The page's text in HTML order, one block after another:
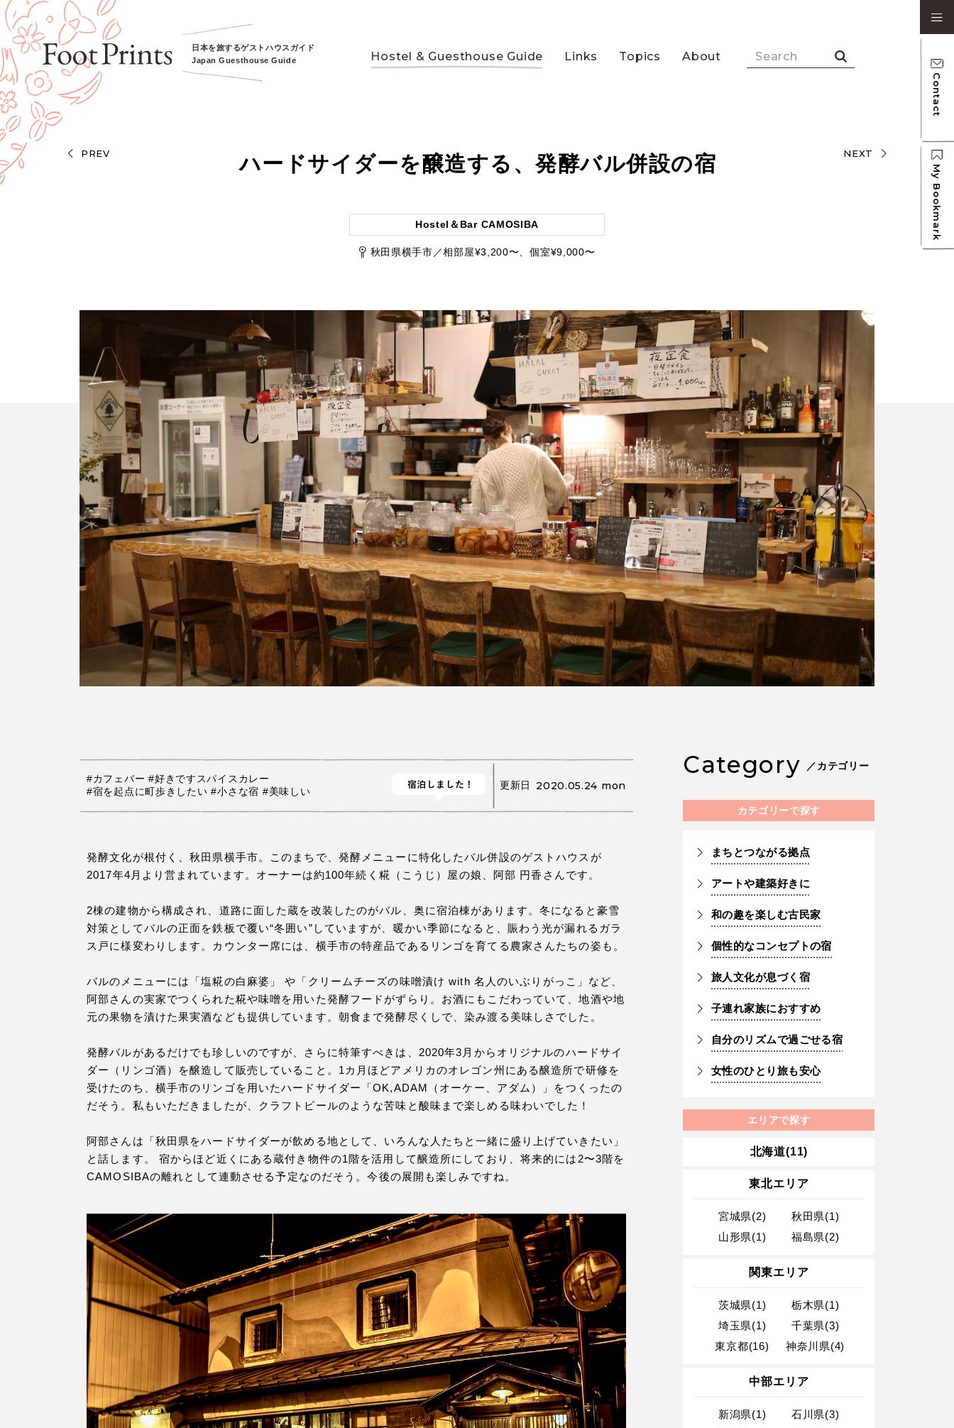
日本を旅するゲストハウスガイド
Japan Guesthouse Guide
Hostel & Guesthouse Guide Links Topics About
Contact
My Bookmark
PREV NEXT
ハードサイダーを醸造する、発酵バル併設の宿
Hostel＆Bar CAMOSIBA
秋田県横手市／相部屋¥3,200〜、個室¥9,000〜
#カフェバー #好きですスパイスカレー
#宿を起点に町歩きしたい #小さな宿 #美味しい
更新日 2020.05.24 mon
発酵文化が根付く、秋田県横手市。このまちで、発酵メニューに特化したバル併設のゲストハウスが
2017年4月より営まれています。オーナーは約100年続く糀（こうじ）屋の娘、阿部 円香さんです。
2棟の建物から構成され、道路に面した蔵を改装したのがバル、奥に宿泊棟があります。冬になると豪雪
対策としてバルの正面を鉄板で覆い“冬囲い”していますが、暖かい季節になると、賑わう光が漏れるガラ
ス戸に様変わりします。カウンター席には、横手市の特産品であるリンゴを育てる農家さんたちの姿も。
バルのメニューには「塩糀の白麻婆」 や「クリームチーズの味噌漬け with 名人のいぶりがっこ」など、
阿部さんの実家でつくられた糀や味噌を用いた発酵フードがずらり。お酒にもこだわっていて、地酒や地
元の果物を漬けた果実酒なども提供しています。朝食まで発酵尽くしで、染み渡る美味しさでした。
発酵バルがあるだけでも珍しいのですが、さらに特筆すべきは、2020年3月からオリジナルのハードサイ
ダー（リンゴ酒）を醸造して販売していること。1カ月ほどアメリカのオレゴン州にある醸造所で研修を
受けたのち、横手市のリンゴを用いたハードサイダー「OK,ADAM（オーケー、アダム）」をつくったの
だそう。私もいただきましたが、クラフトビールのような苦味と酸味まで楽しめる味わいでした！
阿部さんは「秋田県をハードサイダーが飲める地として、いろんな人たちと一緒に盛り上げていきたい」
と話します。 宿からほど近くにある蔵付き物件の1階を活用して醸造所にしており、将来的には2〜3階を
CAMOSIBAの離れとして連動させる予定なのだそう。今後の展開も楽しみですね。
Category ／カテゴリー
カテゴリーで探す
まちとつながる拠点
アートや建築好きに
和の趣を楽しむ古民家
個性的なコンセプトの宿
旅人文化が息づく宿
子連れ家族におすすめ
自分のリズムで過ごせる宿
女性のひとり旅も安心
エリアで探す
北海道(11)
東北エリア
宮城県(2)
秋田県(1)
山形県(1)
福島県(2)
関東エリア
茨城県(1)
栃木県(1)
埼玉県(1)
千葉県(3)
東京都(16)
神奈川県(4)
中部エリア
新潟県(1)
石川県(3)